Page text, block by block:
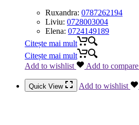
Ruxandra: 0787262194
Liviu: 0728003004
Elena: 0724149189
Citește mai mult
Citește mai mult
Add to wishlist
Add to compare
Quick View Add to wishlist